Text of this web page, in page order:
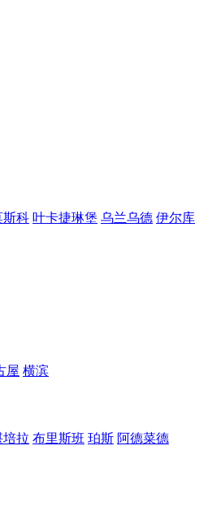
斯科 叶卡捷琳堡 乌兰乌德 伊尔库
屋 横滨
培拉 布里斯班 珀斯 阿德菜德